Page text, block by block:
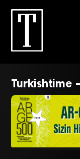
Turkishtime